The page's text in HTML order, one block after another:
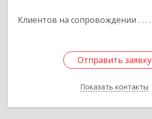
Клиентов на сопровождении
Отправить заявку
Показать контакты
Отправить заявку
Назад